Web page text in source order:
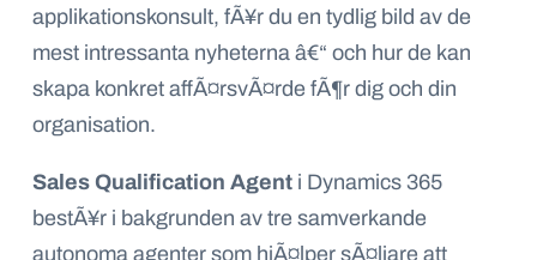
applikationskonsult, fÃ¥r du en tydlig bild av de
mest intressanta nyheterna â€“ och hur de kan
skapa konkret affÃ¤rsvÃ¤rde fÃ¶r dig och din
organisation.
Sales Qualification Agent i Dynamics 365
bestÃ¥r i bakgrunden av tre samverkande
autonoma agenter som hjÃ¤lper sÃ¤ljare att